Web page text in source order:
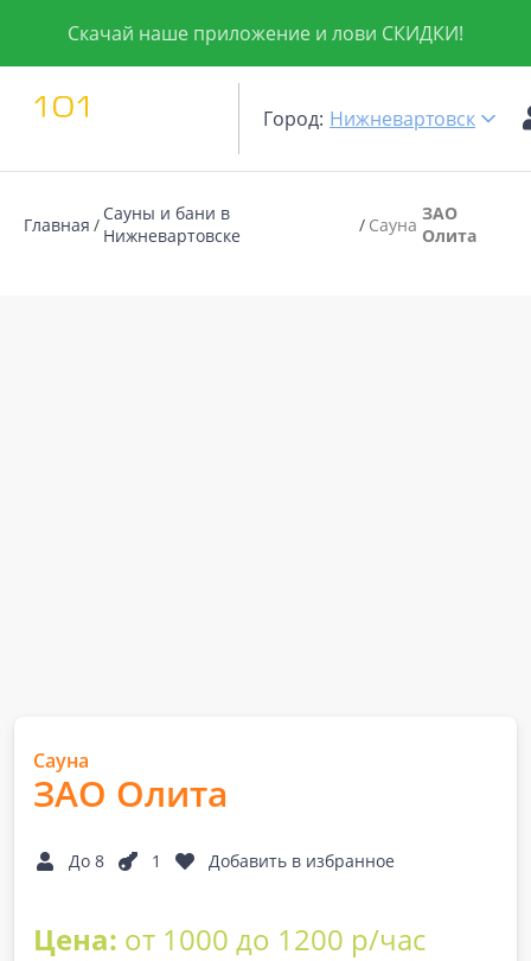
Скачай наше приложение и лови СКИДКИ!
Город: Нижневартовск
Главная
Сауны и бани в
Нижневартовске
Сауна ЗАО
Олита
Сауна
ЗАО Олита
До 8 1 Добавить в избранное
Цена: от 1000 до 1200 р/час